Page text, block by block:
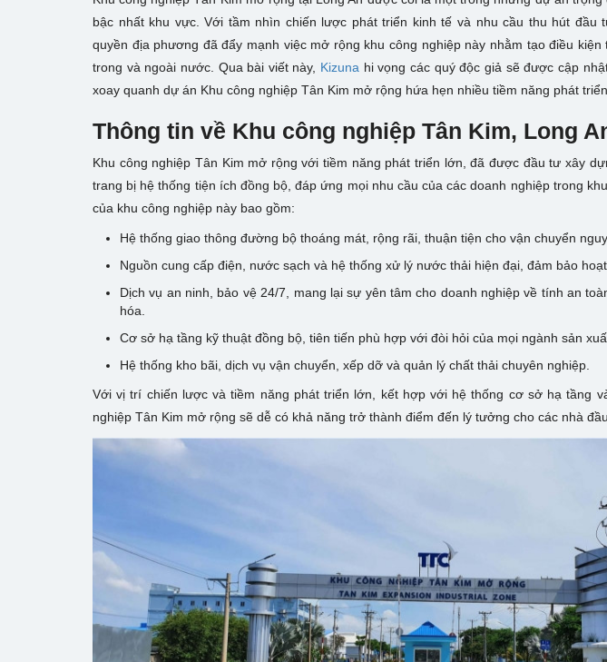
bậc nhất khu vực. Với tầm nhìn chiến lược phát triển kinh tế và nhu cầu thu hút đầu
quyền địa phương đã đẩy mạnh việc mở rộng khu công nghiệp này nhằm tạo điều
trong và ngoài nước. Qua bài viết này, Kizuna hi vọng các quý độc giả sẽ được cập
xoay quanh dự án Khu công nghiệp Tân Kim mở rộng hứa hẹn nhiều tiềm năng phát triển.
Thông tin về Khu công nghiệp Tân Kim, Long
Khu công nghiệp Tân Kim mở rộng với tiềm năng phát triển lớn, đã được đầu tư xây
trang bị hệ thống tiện ích đồng bộ, đáp ứng mọi nhu cầu của các doanh nghiệp trong
của khu công nghiệp này bao gồm:
Hệ thống giao thông đường bộ thoáng mát, rộng rãi, thuận tiện cho vận chuyển
Nguồn cung cấp điện, nước sạch và hệ thống xử lý nước thải hiện đại, đảm bảo
Dịch vụ an ninh, bảo vệ 24/7, mang lại sự yên tâm cho doanh nghiệp về tính an
hóa.
Cơ sở hạ tầng kỹ thuật đồng bộ, tiên tiến phù hợp với đòi hỏi của mọi ngành sản
Hệ thống kho bãi, dịch vụ vận chuyển, xếp dỡ và quản lý chất thải chuyên nghiệp.
Với vị trí chiến lược và tiềm năng phát triển lớn, kết hợp với hệ thống cơ sở hạ tầng
nghiệp Tân Kim mở rộng sẽ dễ có khả năng trở thành điểm đến lý tưởng cho các nhà